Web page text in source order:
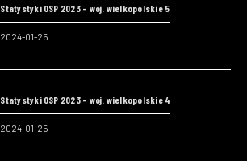
Statystyki OSP 2023 – woj. wielkopolskie 5
2024-01-25
Statystyki OSP 2023 – woj. wielkopolskie 4
2024-01-25